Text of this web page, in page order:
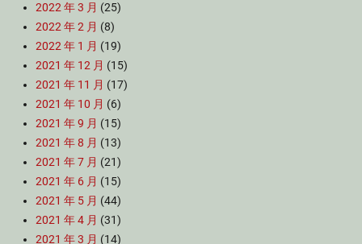
2022 年 3 月 (25)
2022 年 2 月 (8)
2022 年 1 月 (19)
2021 年 12 月 (15)
2021 年 11 月 (17)
2021 年 10 月 (6)
2021 年 9 月 (15)
2021 年 8 月 (13)
2021 年 7 月 (21)
2021 年 6 月 (15)
2021 年 5 月 (44)
2021 年 4 月 (31)
2021 年 3 月 (14)